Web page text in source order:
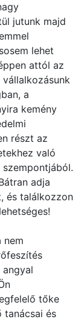
jutunk majd
lehet
attól az
a
kemény
részt az
való
adja
és találkozzon
nem
tőke
és